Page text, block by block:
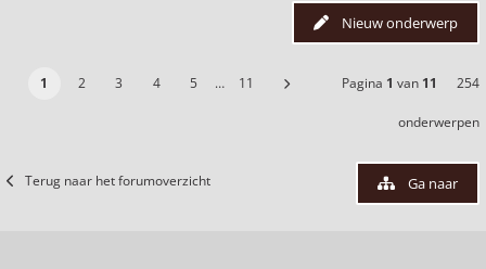
Nieuw onderwerp
1 2 3 4 5 … 11 Pagina 1 van 11 254
onderwerpen
Terug naar het forumoverzicht Ga naar